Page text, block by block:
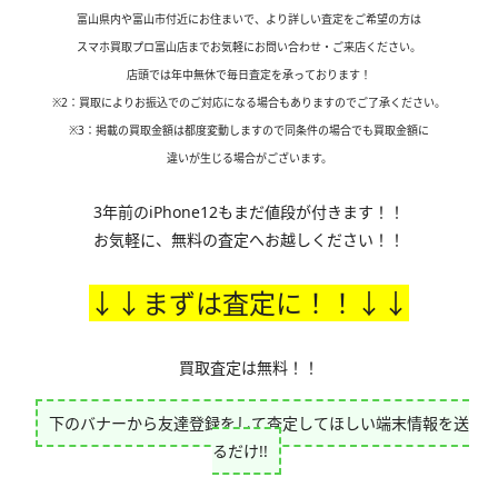
富山県内や富山市付近にお住まいで、より詳しい査定をご希望の方は
スマホ買取プロ富山店までお気軽にお問い合わせ・ご来店ください。
店頭では年中無休で毎日査定を承っております！
※2 ：買取によりお振込でのご対応になる場合もありますのでご了承ください。
※3：掲載の買取金額は都度変動しますので同条件の場合でも買取金額に
違いが生じる場合がございます。
3年前のiPhone12もまだ値段が付きます！！
お気軽に、無料の査定へお越しください！！
↓↓まずは査定に！！↓↓
買取査定は無料！！
下のバナーから友達登録をして査定してほしい端末情報を送
るだけ!!